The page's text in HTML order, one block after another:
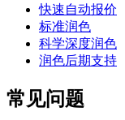
快速自动报价
标准润色
科学深度润色
润色后期支持
常见问题